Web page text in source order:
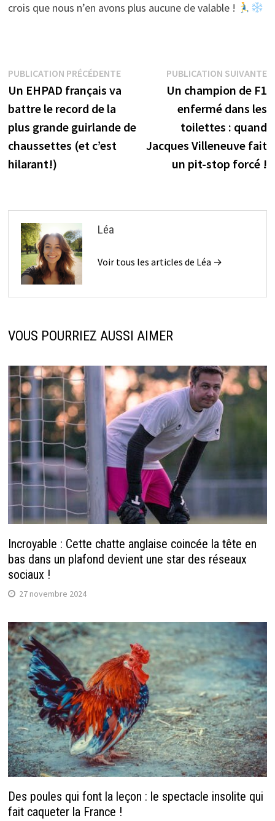
crois que nous n’en avons plus aucune de valable !
Navigation
de
l’article
PUBLICATION PRÉCÉDENTEPublication
précédente :
Un EHPAD français va
battre le record de la
plus grande guirlande de
chaussettes (et c’est
hilarant!)
PUBLICATION SUIVANTE
Un champion de F1
enfermé dans les
toilettes : quand
Jacques Villeneuve fait
un pit-stop forcé !
Léa
Voir tous les articles de Léa →
VOUS POURRIEZ AUSSI AIMER
Incroyable : Cette chatte anglaise coincée la tête en
bas dans un plafond devient une star des réseaux
sociaux !
27 novembre 2024
Des poules qui font la leçon : le spectacle insolite qui
fait caqueter la France !